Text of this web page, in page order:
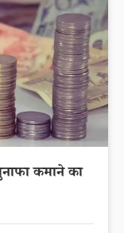
कमाने का